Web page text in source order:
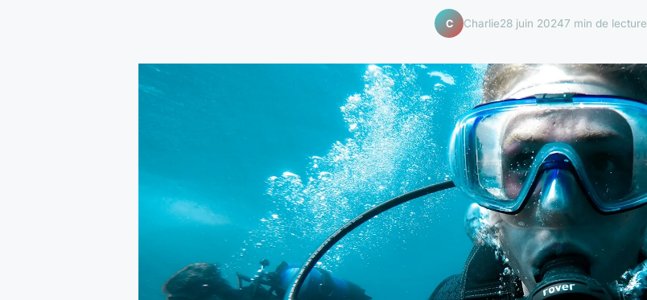
C Charlie28 juin 20247 min de lecture